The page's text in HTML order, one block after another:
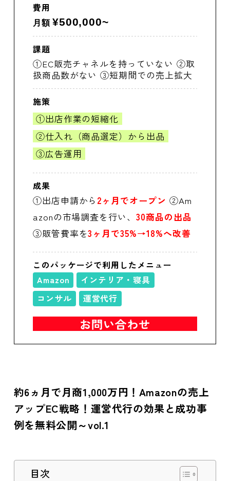
費用
月額 ¥500,000~
課題
①EC販売チャネルを持っていない ②取
扱商品数がない ③短期間での売上拡大
施策
①出店作業の短縮化
②仕入れ（商品選定）から出品
③広告運用
成果
①出店申請から 2ヶ月でオープン ②Am
azonの市場調査を行い、30商品の出品
③販管費率を3ヶ月で35%→18%へ改善
このパッケージで利用したメニュー
Amazon
インテリア・寝具
コンサル
運営代行
お問い合わせ
約6ヵ月で月商1,000万円！Amazonの売上
アップEC戦略！運営代行の効果と成功事
例を無料公開～vol.1
目次